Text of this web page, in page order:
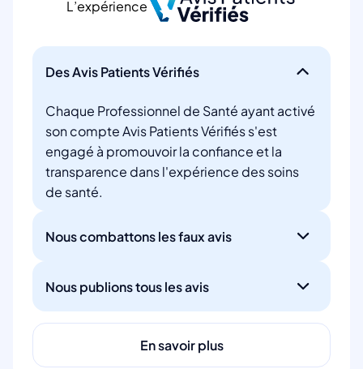
L’expérience
Des Avis Patients Vérifiés
Chaque Professionnel de Santé ayant activé
son compte Avis Patients Vérifiés s'est
engagé à promouvoir la confiance et la
transparence dans l'expérience des soins
de santé.
Nous combattons les faux avis
Nous publions tous les avis
En savoir plus